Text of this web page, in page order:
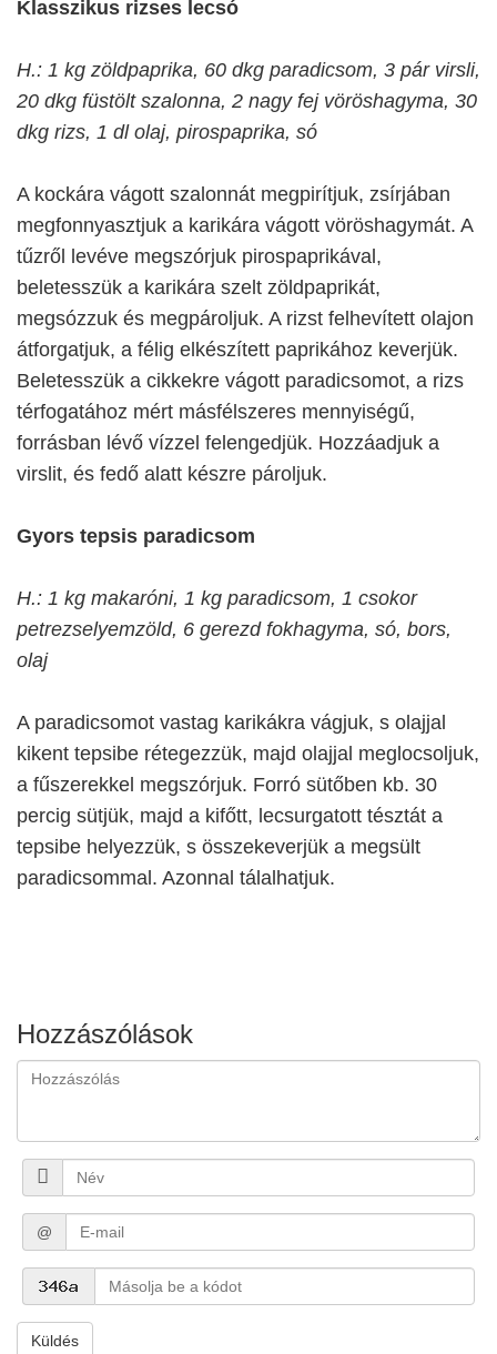
Klasszikus rizses lecsó
H.: 1 kg zöldpaprika, 60 dkg paradicsom, 3 pár virsli,
20 dkg füstölt szalonna, 2 nagy fej vöröshagyma, 30
dkg rizs, 1 dl olaj, pirospaprika, só
A kockára vágott szalonnát megpirítjuk, zsírjában
megfonnyasztjuk a karikára vágott vöröshagymát. A
tűzről levéve megszórjuk pirospaprikával,
beletesszük a karikára szelt zöldpaprikát,
megsózzuk és megpároljuk. A rizst felhevített olajon
átforgatjuk, a félig elkészített paprikához keverjük.
Beletesszük a cikkekre vágott paradicsomot, a rizs
térfogatához mért másfélszeres mennyiségű,
forrásban lévő vízzel felengedjük. Hozzáadjuk a
virslit, és fedő alatt készre pároljuk.
Gyors tepsis paradicsom
H.: 1 kg makaróni, 1 kg paradicsom, 1 csokor
petrezselyemzöld, 6 gerezd fokhagyma, só, bors,
olaj
A paradicsomot vastag karikákra vágjuk, s olajjal
kikent tepsibe rétegezzük, majd olajjal meglocsoljuk,
a fűszerekkel megszórjuk. Forró sütőben kb. 30
percig sütjük, majd a kifőtt, lecsurgatott tésztát a
tepsibe helyezzük, s összekeverjük a megsült
paradicsommal. Azonnal tálalhatjuk.
Hozzászólások
@
Küldés